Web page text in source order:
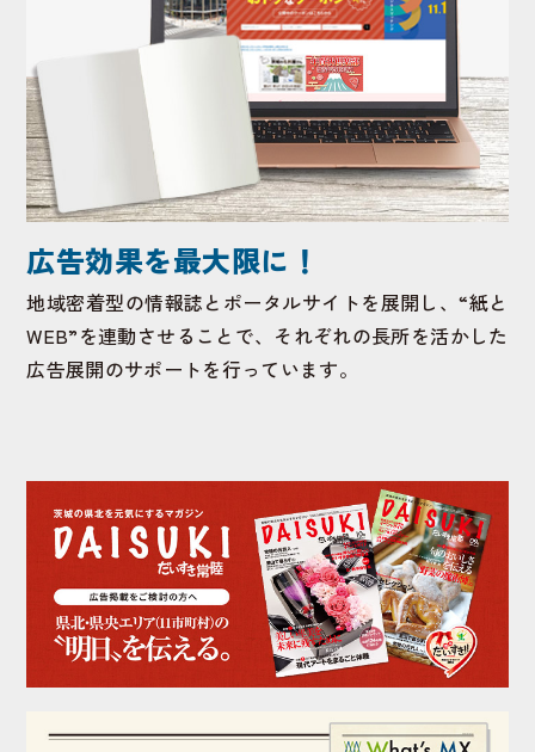
広告効果を最大限に！
地域密着型の情報誌とポータルサイトを展開し、“紙と
WEB”を連動させることで、それぞれの長所を活かした
広告展開のサポートを行っています。